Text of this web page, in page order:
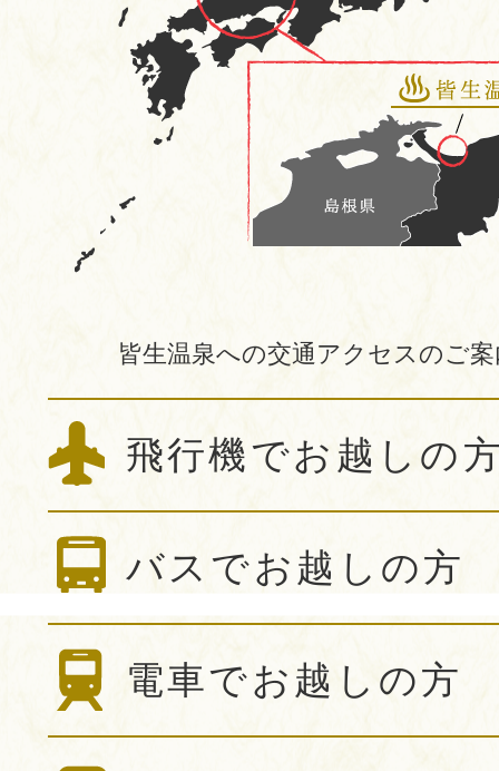
皆生温泉への交通アクセスのご
飛行機でお越しの
バスでお越しの方
電車でお越しの方